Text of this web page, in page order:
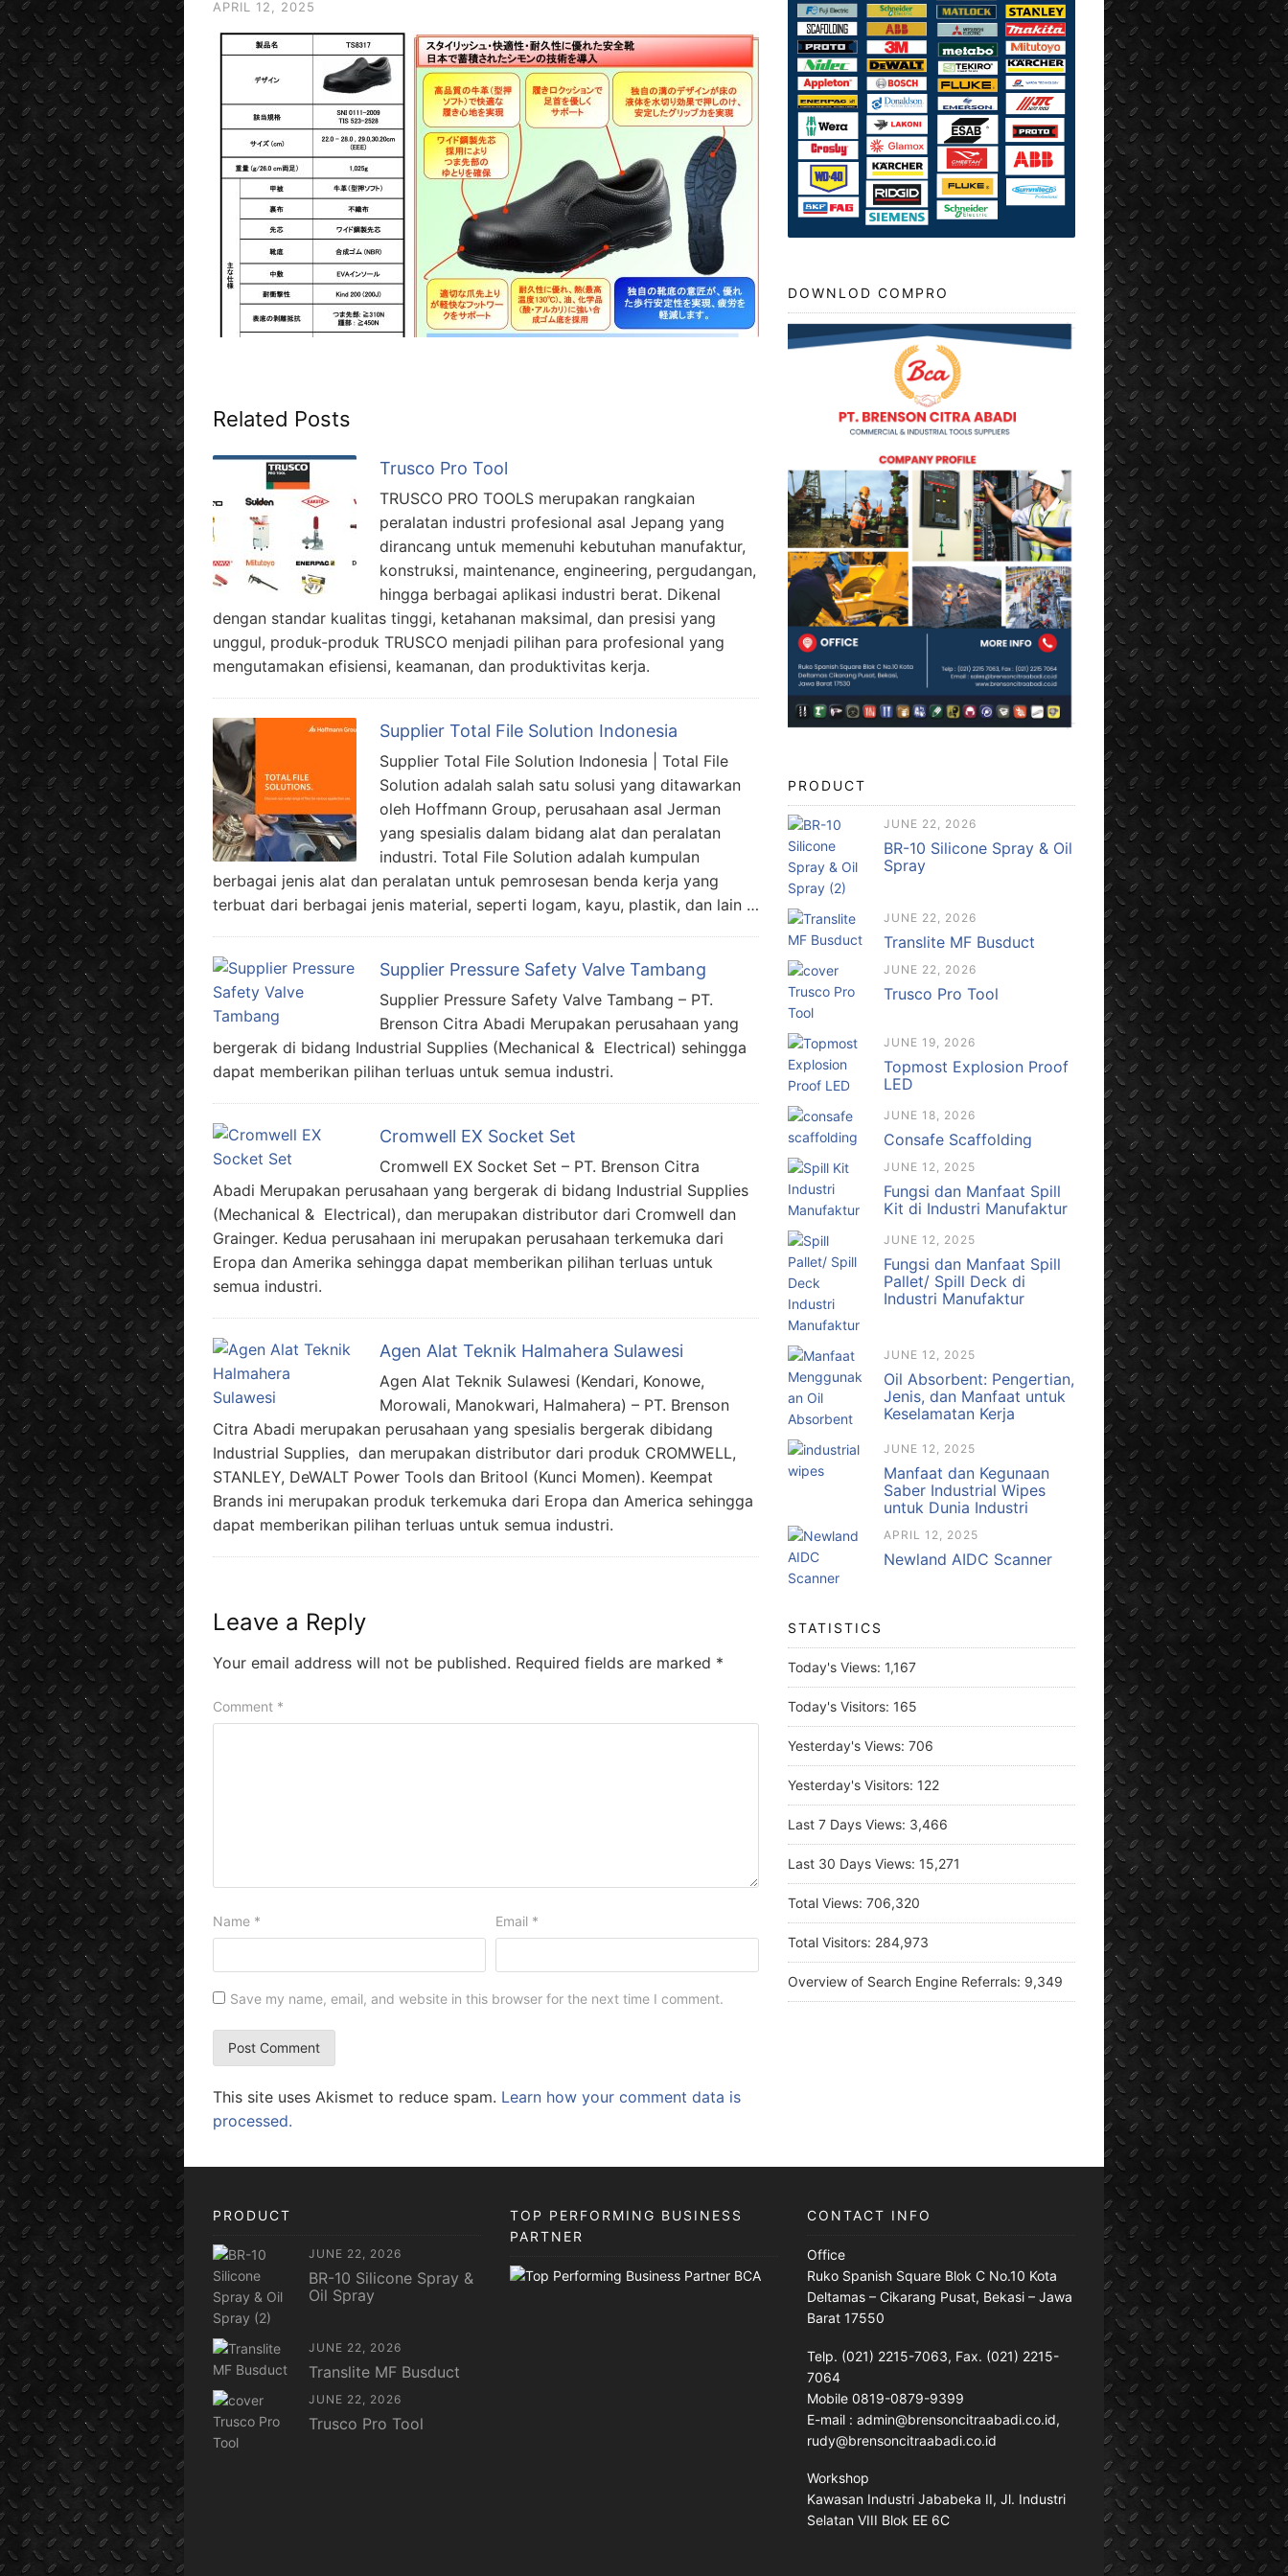
APRIL 12, 2025
Related Posts
Trusco Pro Tool
TRUSCO PRO TOOLS merupakan rangkaian
peralatan industri profesional asal Jepang yang
dirancang untuk memenuhi kebutuhan manufaktur,
konstruksi, maintenance, engineering, pergudangan,
hingga berbagai aplikasi industri berat. Dikenal
dengan standar kualitas tinggi, ketahanan maksimal, dan presisi yang
unggul, produk-produk TRUSCO menjadi pilihan para profesional yang
mengutamakan efisiensi, keamanan, dan produktivitas kerja.
Supplier Total File Solution Indonesia
Supplier Total File Solution Indonesia | Total File
Solution adalah salah satu solusi yang ditawarkan
oleh Hoffmann Group, perusahaan asal Jerman
yang spesialis dalam bidang alat dan peralatan
industri. Total File Solution adalah kumpulan
berbagai jenis alat dan peralatan untuk pemrosesan benda kerja yang
terbuat dari berbagai jenis material, seperti logam, kayu, plastik, dan lain …
Supplier Pressure Safety Valve Tambang
Supplier Pressure Safety Valve Tambang – PT.
Brenson Citra Abadi Merupakan perusahaan yang
bergerak di bidang Industrial Supplies (Mechanical & Electrical) sehingga
dapat memberikan pilihan terluas untuk semua industri.
Cromwell EX Socket Set
Cromwell EX Socket Set – PT. Brenson Citra
Abadi Merupakan perusahaan yang bergerak di bidang Industrial Supplies
(Mechanical & Electrical), dan merupakan distributor dari Cromwell dan
Grainger. Kedua perusahaan ini merupakan perusahaan terkemuka dari
Eropa dan Amerika sehingga dapat memberikan pilihan terluas untuk
semua industri.
Agen Alat Teknik Halmahera Sulawesi
Agen Alat Teknik Sulawesi (Kendari, Konowe,
Morowali, Manokwari, Halmahera) – PT. Brenson
Citra Abadi merupakan perusahaan yang spesialis bergerak dibidang
Industrial Supplies, dan merupakan distributor dari produk CROMWELL,
STANLEY, DeWALT Power Tools dan Britool (Kunci Momen). Keempat
Brands ini merupakan produk terkemuka dari Eropa dan America sehingga
dapat memberikan pilihan terluas untuk semua industri.
Leave a Reply
Your email address will not be published. Required fields are marked *
Comment *
Name * Email *
Save my name, email, and website in this browser for the next time I comment.
This site uses Akismet to reduce spam. Learn how your comment data is
processed.
DOWNLOD COMPRO
PRODUCT
JUNE 22, 2026
BR-10 Silicone Spray & Oil
Spray
JUNE 22, 2026
Translite MF Busduct
JUNE 22, 2026
Trusco Pro Tool
JUNE 19, 2026
Topmost Explosion Proof
LED
JUNE 18, 2026
Consafe Scaffolding
JUNE 12, 2025
Fungsi dan Manfaat Spill
Kit di Industri Manufaktur
JUNE 12, 2025
Fungsi dan Manfaat Spill
Pallet/ Spill Deck di
Industri Manufaktur
JUNE 12, 2025
Oil Absorbent: Pengertian,
Jenis, dan Manfaat untuk
Keselamatan Kerja
JUNE 12, 2025
Manfaat dan Kegunaan
Saber Industrial Wipes
untuk Dunia Industri
APRIL 12, 2025
Newland AIDC Scanner
STATISTICS
Today's Views: 1,167
Today's Visitors: 165
Yesterday's Views: 706
Yesterday's Visitors: 122
Last 7 Days Views: 3,466
Last 30 Days Views: 15,271
Total Views: 706,320
Total Visitors: 284,973
Overview of Search Engine Referrals: 9,349
PRODUCT
JUNE 22, 2026
BR-10 Silicone Spray &
Oil Spray
JUNE 22, 2026
Translite MF Busduct
JUNE 22, 2026
Trusco Pro Tool
TOP PERFORMING BUSINESS
PARTNER
CONTACT INFO
Office
Ruko Spanish Square Blok C No.10 Kota
Deltamas – Cikarang Pusat, Bekasi – Jawa
Barat 17550
Telp. (021) 2215-7063, Fax. (021) 2215-
7064
Mobile 0819-0879-9399
E-mail : admin@brensoncitraabadi.co.id,
rudy@brensoncitraabadi.co.id
Workshop
Kawasan Industri Jababeka II, Jl. Industri
Selatan VIII Blok EE 6C